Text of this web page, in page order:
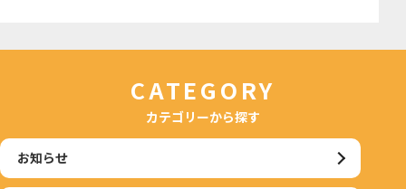
CATEGORY
カテゴリーから探す
お知らせ